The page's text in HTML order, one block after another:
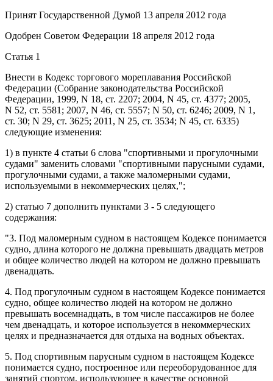
Принят Государственной Думой 13 апреля 2012 года
Одобрен Советом Федерации 18 апреля 2012 года
Статья 1
Внести в Кодекс торгового мореплавания Российской
Федерации (Собрание законодательства Российской
Федерации, 1999, N 18, ст. 2207; 2004, N 45, ст. 4377; 2005,
N 52, ст. 5581; 2007, N 46, ст. 5557; N 50, ст. 6246; 2009, N 1,
ст. 30; N 29, ст. 3625; 2011, N 25, ст. 3534; N 45, ст. 6335)
следующие изменения:
1) в пункте 4 статьи 6 слова "спортивными и прогулочными
судами" заменить словами "спортивными парусными судами,
прогулочными судами, а также маломерными судами,
используемыми в некоммерческих целях,";
2) статью 7 дополнить пунктами 3 - 5 следующего
содержания:
"3. Под маломерным судном в настоящем Кодексе понимается
судно, длина которого не должна превышать двадцать метров
и общее количество людей на котором не должно превышать
двенадцать.
4. Под прогулочным судном в настоящем Кодексе понимается
судно, общее количество людей на котором не должно
превышать восемнадцать, в том числе пассажиров не более
чем двенадцать, и которое используется в некоммерческих
целях и предназначается для отдыха на водных объектах.
5. Под спортивным парусным судном в настоящем Кодексе
понимается судно, построенное или переоборудованное для
занятий спортом, использующее в качестве основной